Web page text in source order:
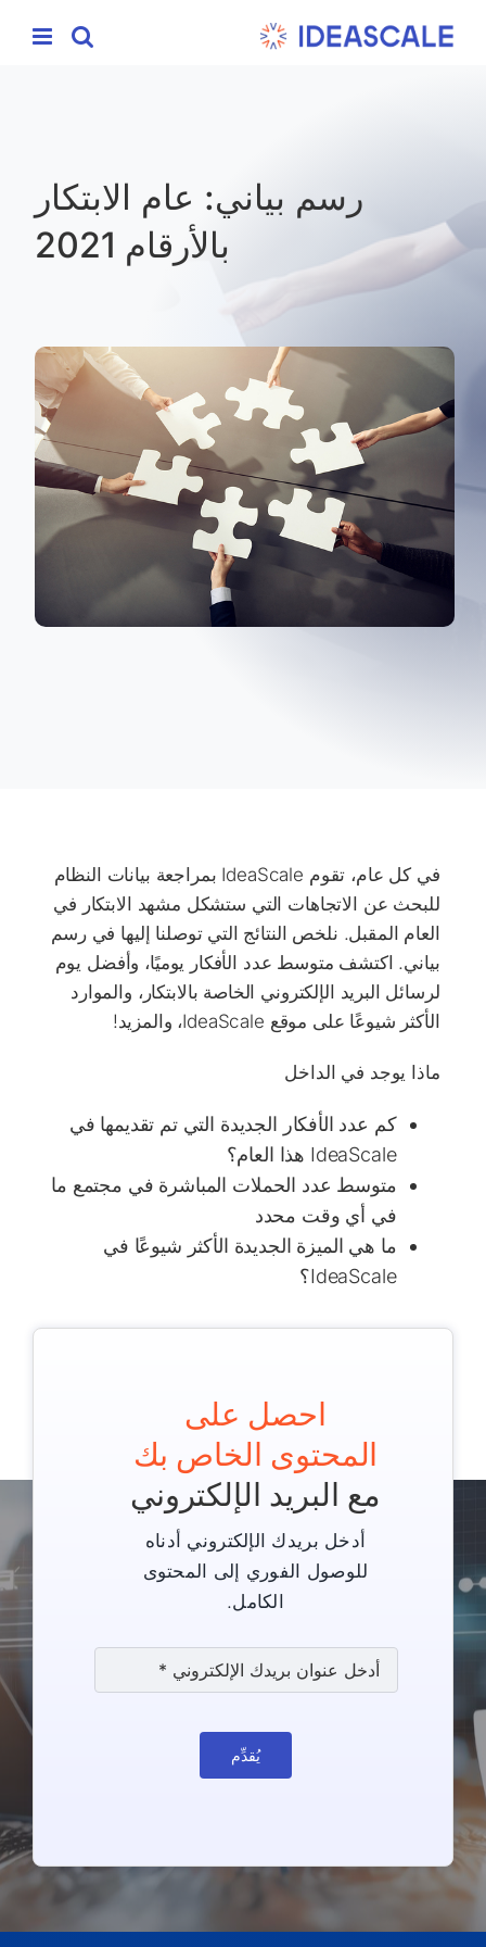
رسم بياني: عام الابتكار
بالأرقام 2021
​​في كل عام، تقوم IdeaScale بمراجعة بيانات النظام
للبحث عن الاتجاهات التي ستشكل مشهد الابتكار في
العام المقبل. نلخص النتائج التي توصلنا إليها في رسم
بياني. اكتشف متوسط ​​عدد الأفكار يوميًا، وأفضل يوم
لرسائل البريد الإلكتروني الخاصة بالابتكار، والموارد
الأكثر شيوعًا على موقع IdeaScale، والمزيد!
ماذا يوجد في الداخل
كم عدد الأفكار الجديدة التي تم تقديمها في
IdeaScale هذا العام؟
متوسط ​​عدد الحملات المباشرة في مجتمع ما
في أي وقت محدد
ما هي الميزة الجديدة الأكثر شيوعًا في
IdeaScale؟
احصل على
المحتوى الخاص بك
مع البريد الإلكتروني
أدخل بريدك الإلكتروني أدناه
للوصول الفوري إلى المحتوى
الكامل.
يُقدِّم